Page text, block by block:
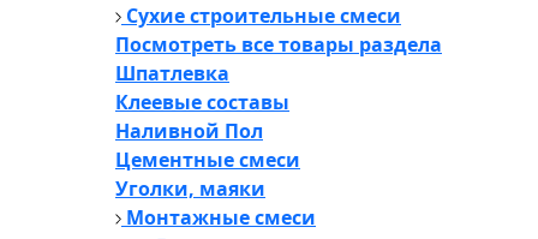
Сухие строительные смеси
Посмотреть все товары раздела
Шпатлевка
Клеевые составы
Наливной Пол
Цементные смеси
Уголки, маяки
Монтажные смеси